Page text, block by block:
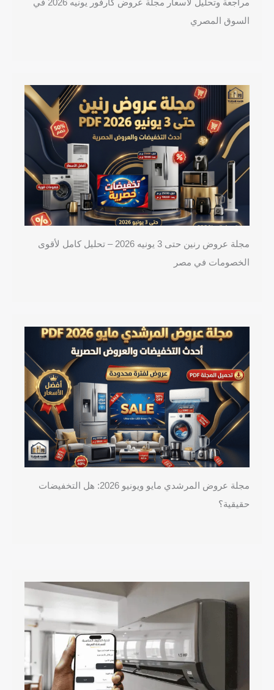
مراجعة وتحليل لأسعار مجلة عروض كارفور يونيه 2026 في
السوق المصري
مجلة عروض رنين حتى 3 يونيه 2026 – تحليل كامل لأقوى
الخصومات في مصر
مجلة عروض المرشدي مايو ويونيو 2026: هل التخفيضات
حقيقية؟